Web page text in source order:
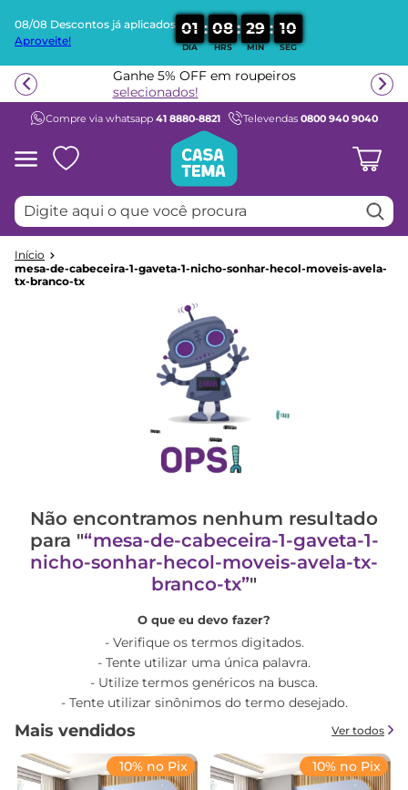
08/08 Descontos já aplicados
Aproveite!
01
DIA
: 08
HRS
: 29
MIN
: 10
SEG
Ganhe 5% OFF em roupeiros
selecionados!
Compre via whatsapp 41 8880-8821 Televendas 0800 940 9040
Digite aqui o que você procura
mesa-de-cabeceira-1-gaveta-1-nicho-sonhar-hecol-moveis-avela-
tx-branco-tx
Não encontramos nenhum resultado
para " mesa-de-cabeceira-1-gaveta-1-
nicho-sonhar-hecol-moveis-avela-tx-
branco-tx "
O que eu devo fazer?
Verifique os termos digitados.
Tente utilizar uma única palavra.
Utilize termos genéricos na busca.
Tente utilizar sinônimos do termo desejado.
Mais vendidos Ver todos
10% no Pix 10% no Pix
1º
guarda roupa
3º
bicama
º
escrivaninha
6º
petit
7º
cama infantil